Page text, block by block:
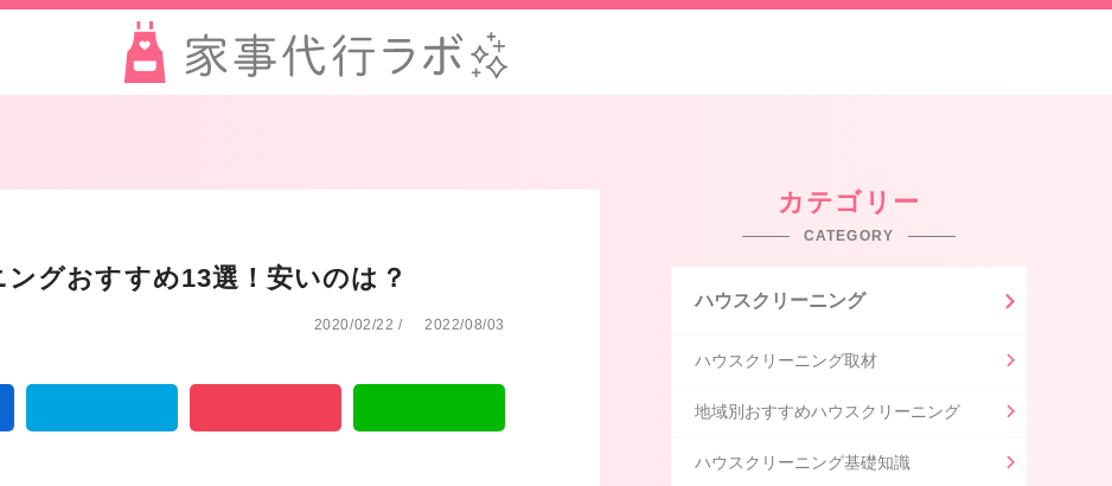
グおすすめ13選！安いのは？
2020/02/22/ 2022/08/03
カテゴリー
CATEGORY
ハウスクリーニング
ハウスクリーニング取材
地域別おすすめハウスクリーニング
ハウスクリーニング基礎知識